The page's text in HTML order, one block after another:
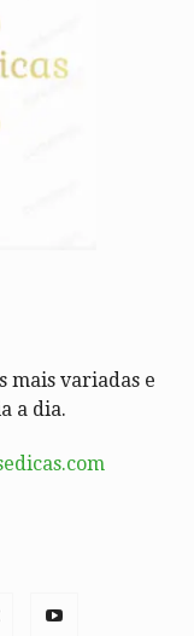
mais variadas e
a dia.